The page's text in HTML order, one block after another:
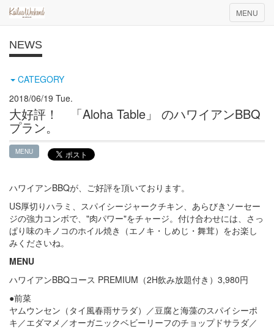
Toggle
navigation
MENU
NEWS
CATEGORY
2018/06/19 Tue.
大好評！ 「Aloha Table」 のハワイアンBBQ
プラン。
MENU
ハワイアンBBQが、ご好評を頂いております。
US厚切りハラミ、スパイシージャークチキン、あらびきソーセー
ジの強力コンボで、"肉パワー"をチャージ。付け合わせには、さっ
ぱり味のキノコのホイル焼き（エノキ・しめじ・舞茸）をお楽し
みくださいね。
MENU
ハワイアンBBQコース PREMIUM（2H飲み放題付き）3,980円
●前菜
ヤムウンセン（タイ風春雨サラダ）／豆腐と海藻のスパイシーポ
キ／エダマメ／オーガニックベビーリーフのチョップドサラダ／